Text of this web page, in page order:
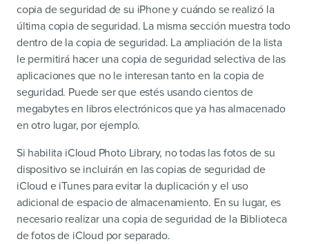
copia de seguridad de su iPhone y cuándo se realizó la
última copia de seguridad. La misma sección muestra todo
dentro de la copia de seguridad. La ampliación de la lista
le permitirá hacer una copia de seguridad selectiva de las
aplicaciones que no le interesan tanto en la copia de
seguridad. Puede ser que estés usando cientos de
megabytes en libros electrónicos que ya has almacenado
en otro lugar, por ejemplo.
Si habilita iCloud Photo Library, no todas las fotos de su
dispositivo se incluirán en las copias de seguridad de
iCloud e iTunes para evitar la duplicación y el uso
adicional de espacio de almacenamiento. En su lugar, es
necesario realizar una copia de seguridad de la Biblioteca
de fotos de iCloud por separado.